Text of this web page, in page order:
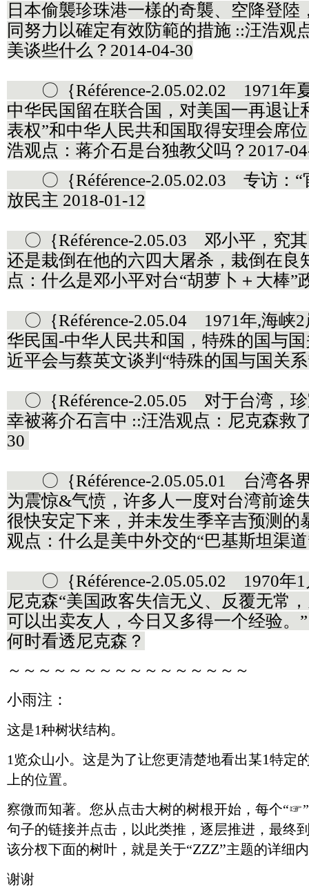
日本偷襲珍珠港一樣的奇襲、空降登陸
同努力以確定有效防範的措施 ::汪浩观
美谈些什么？2014-04-30
〇｛Référence-2.05.02.02 1971年
中华民国留在联合国，对美国一再退让
表权”和中华人民共和国取得安理会席
浩观点：蒋介石是台独教父吗？2017-
〇｛Référence-2.05.02.03 专访：“
放民主 2018-01-12
〇｛Référence-2.05.03 邓小平，究
还是栽倒在他的六四大屠杀，栽倒在良
点：什么是邓小平对台“胡萝卜＋大棒”
〇｛Référence-2.05.04 1971年,海峡2
华民国-中华人民共和国，特殊的国与
近平会与蔡英文谈判“特殊的国与国关
〇｛Référence-2.05.05 对于台湾，
幸被蒋介石言中 ::汪浩观点：尼克森救
30
〇｛Référence-2.05.05.01 台湾各
为震惊&气愤，许多人一度对台湾前途
很快安定下来，并未发生季辛吉预测的
观点：什么是美中外交的“巴基斯坦渠
〇｛Référence-2.05.05.02 1970年1
尼克森“美国政客失信无义、反覆无常
可以出卖友人，今日又多得一个经验。
何时看透尼克森？
～～～～～～～～～～～～～～～～
小雨注：
这是1种树状结构。
1 览众山小。这是为了让您更清楚地看出某1特定
上的位置。
察微而知著。您从点击大树的树根开始，每个
句子的链接并点击，以此类推，逐层推进，最终
该分杈下面的树叶，就是关于“ZZZ”主题的详细
谢谢